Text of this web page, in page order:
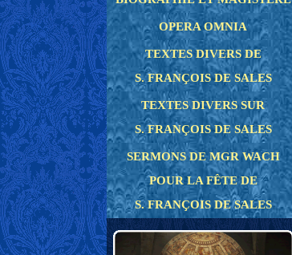
OPERA OMNIA
TEXTES DIVERS DE
S. FRANÇOIS DE SALES
TEXTES DIVERS SUR
S. FRANÇOIS DE SALES
SERMONS DE MGR WACH
POUR LA FÊTE DE
S. FRANÇOIS DE SALES